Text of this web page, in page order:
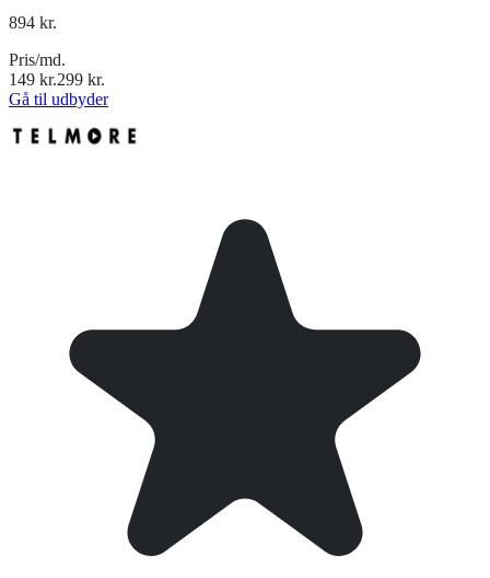
894 kr.
Pris/md.
149 kr.299 kr.
Gå til udbyder